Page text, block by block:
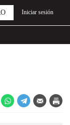
Iniciar sesión